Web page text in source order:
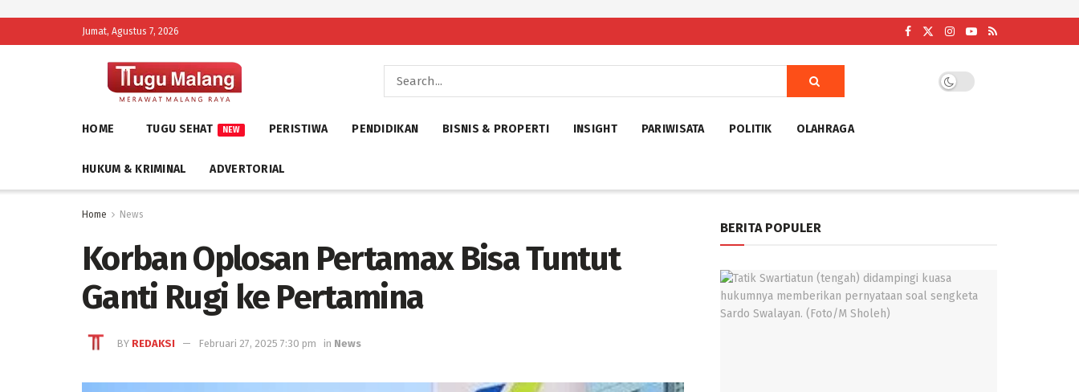
Jumat, Agustus 7, 2026
HOME TUGU SEHAT NEW PERISTIWA PENDIDIKAN BISNIS & PROPERTI INSIGHT PARIWISATA POLITIK OLAHRAGA
HUKUM & KRIMINAL ADVERTORIAL
Home News
Korban Oplosan Pertamax Bisa Tuntut
Ganti Rugi ke Pertamina
BY REDAKSI Februari 27, 2025 7:30 pm in News
BERITA POPULER